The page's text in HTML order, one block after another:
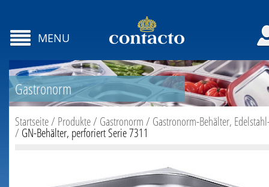
MENU
Gastronorm
Startseite/ Produkte/ Gastronorm/ Gastronorm-Behälter,
/ GN-Behälter, perforiert Serie 7311